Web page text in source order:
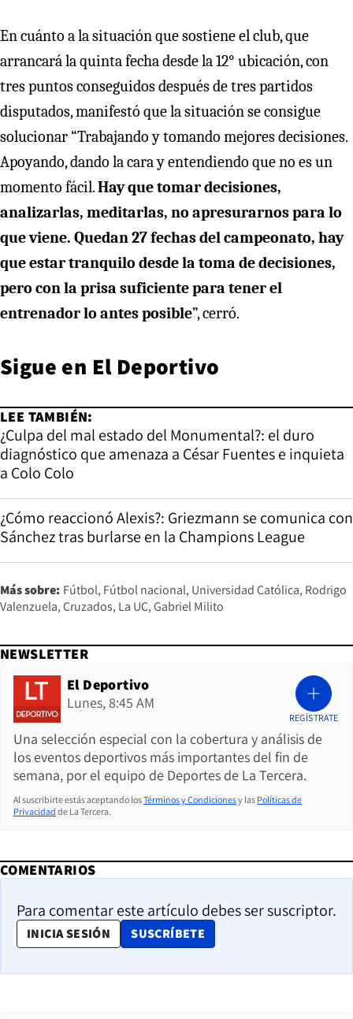
En cuánto a la situación que sostiene el club, que
arrancará la quinta fecha desde la 12° ubicación, con
tres puntos conseguidos después de tres partidos
disputados, manifestó que la situación se consigue
solucionar “Trabajando y tomando mejores decisiones.
Apoyando, dando la cara y entendiendo que no es un
momento fácil.Hay que tomar decisiones,
analizarlas, meditarlas, no apresurarnos para lo
que viene. Quedan 27 fechas del campeonato, hay
que estar tranquilo desde la toma de decisiones,
pero con la prisa suficiente para tener el
entrenador lo antes posible”, cerró.
Sigue en El Deportivo
LEE TAMBIÉN:
¿Culpa del mal estado del Monumental?: el duro
diagnóstico que amenaza a César Fuentes e inquieta
a Colo Colo
¿Cómo reaccionó Alexis?: Griezmann se comunica con
Sánchez tras burlarse en la Champions League
Más sobre: Fútbol Fútbol nacional Universidad Católica Rodrigo
Valenzuela Cruzados La UC Gabriel Milito
NEWSLETTER
El Deportivo
Lunes, 8:45 AM
Una selección especial con la cobertura y análisis de
los eventos deportivos más importantes del fin de
semana, por el equipo de Deportes de La Tercera.
REGÍSTRATE
Al suscribirte estás aceptando losTérminos y Condicionesy las Políticas de
Privacidad de La Tercera.
COMENTARIOS
Para comentar este artículo debes ser suscriptor.
INICIA SESIÓN SUSCRÍBETE
OPENS IN NEW WINDOW